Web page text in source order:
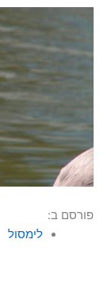
פורסם ב:
לימסול